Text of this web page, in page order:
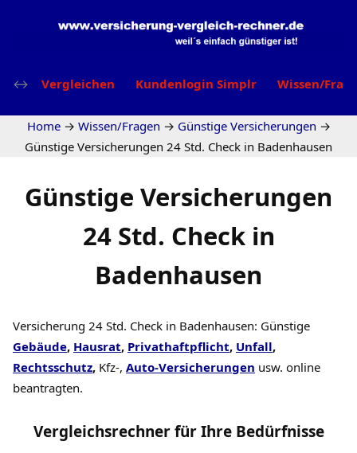
Vergleichen Kundenlogin Simplr Wissen/
Home → Wissen/Fragen → Günstige Versicherungen →
Günstige Versicherungen 24 Std. Check in Badenhausen
Günstige Versicherungen
24 Std. Check in
Badenhausen
Versicherung 24 Std. Check in Badenhausen: Günstige
Gebäude, Hausrat, Privathaftpflicht, Unfall,
Rechtsschutz, Kfz-, Auto-Versicherungen usw. online
beantragten.
Vergleichsrechnerfür Ihre Bedürfnisse